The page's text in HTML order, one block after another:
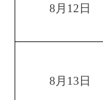
8月12日
8月13日